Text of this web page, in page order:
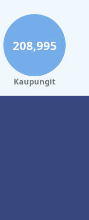
208,995
Kaupungit